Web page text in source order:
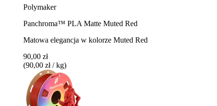
Polymaker
Panchroma™ PLA Matte Muted Red
Matowa elegancja w kolorze Muted Red
90,00 zł
(90,00 zł / kg)